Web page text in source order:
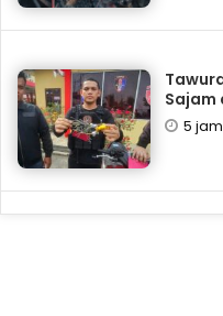
Sajam
5